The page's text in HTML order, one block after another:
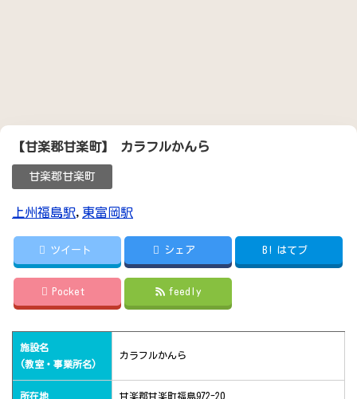
【甘楽郡甘楽町】 カラフルかんら
甘楽郡甘楽町
上州福島駅, 東富岡駅
ツイート シェア B! はてブ
Pocket feedly
施設名
(教室・事業所名)
カラフルかんら
所在地 甘楽郡甘楽町福島972-20